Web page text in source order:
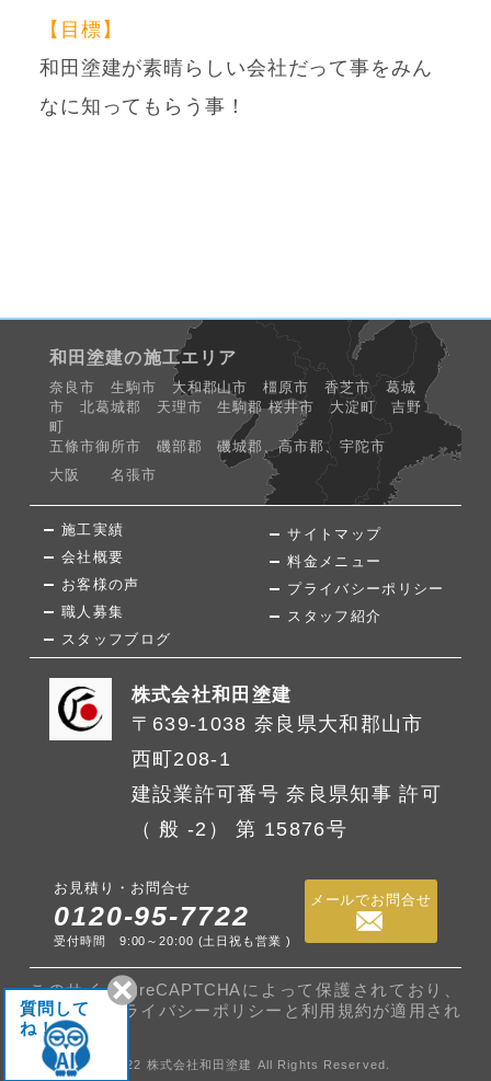
【目標】
和田塗建が素晴らしい会社だって事をみん
なに知ってもらう事！
和田塗建の施工エリア
奈良市 生駒市 大和郡山市 橿原市 香芝市 葛城
市 北葛城郡 天理市 生駒郡 桜井市 大淀町 吉野
町
五條市御所市 磯部郡 磯城郡、高市郡、宇陀市
大阪 名張市
施工実績
会社概要
お客様の声
職人募集
スタッフブログ
サイトマップ
料金メニュー
プライバシーポリシー
スタッフ紹介
株式会社和田塗建
〒639-1038 奈良県大和郡山市
西町208-1
建設業許可番号 奈良県知事 許可
（ 般 -2） 第 15876号
お見積り・お問合せ
0120-95-7722
受付時間 9:00～20:00 (土日祝も営業 )
メールでお問合せ
このサイトはreCAPTCHAによって保護されており、
Googleの
プライバシーポリシー と 利用規約が適用され
ます。
©2022 株式会社和田塗建 All Rights Reserved.
質問して
ね！